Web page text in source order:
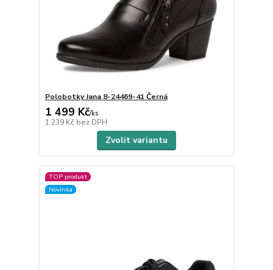
Polobotky Jana 8-24469-41 Černá
1 499 Kč/ks
1 239 Kč bez DPH
Zvolit variantu
TOP produkt
Novinka